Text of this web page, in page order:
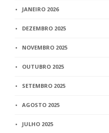
JANEIRO 2026
DEZEMBRO 2025
NOVEMBRO 2025
OUTUBRO 2025
SETEMBRO 2025
AGOSTO 2025
JULHO 2025